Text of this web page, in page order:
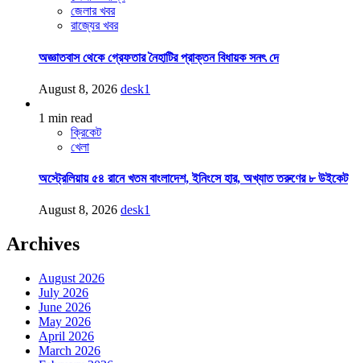
জেলার খবর
রাজ্যের খবর
অজ্ঞাতবাস থেকে গ্রেফতার নৈহাটির প্রাক্তন বিধায়ক সনৎ দে
August 8, 2026 desk1
1 min read
ক্রিকেট
খেলা
অস্ট্রেলিয়ায় ৫৪ রানে খতম বাংলাদেশ, ইনিংসে হার, অখ্যাত তরুণের ৮ উইকেট
August 8, 2026 desk1
Archives
August 2026
July 2026
June 2026
May 2026
April 2026
March 2026